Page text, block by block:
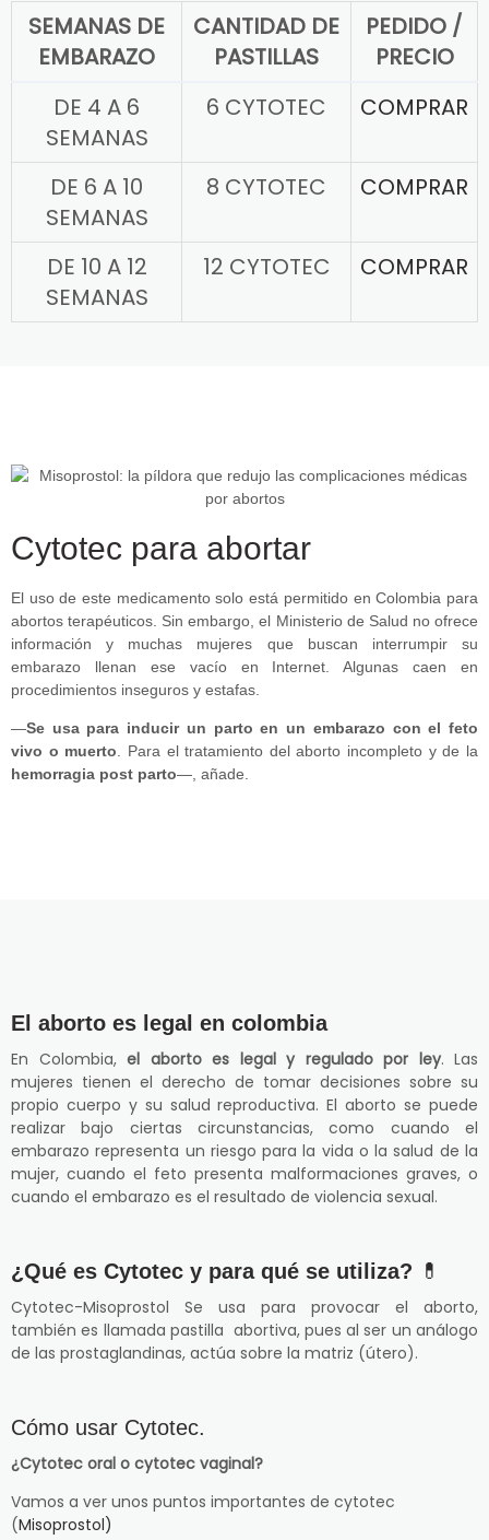
SEMANAS DE
EMBARAZO
CANTIDAD DE
PASTILLAS
PEDIDO /
PRECIO
DE 4 A 6
SEMANAS
6 CYTOTEC COMPRAR
DE 6 A 10
SEMANAS
8 CYTOTEC COMPRAR
DE 10 A 12
SEMANAS
12 CYTOTEC COMPRAR
Cytotec para abortar
El uso de este medicamento solo está permitido en Colombia para
abortos terapéuticos. Sin embargo, el Ministerio de Salud no ofrece
información y muchas mujeres que buscan interrumpir su
embarazo llenan ese vacío en Internet. Algunas caen en
procedimientos inseguros y estafas.
—Se usa para inducir un parto en un embarazo con el feto
vivo o muerto . Para el tratamiento del aborto incompleto y de la
hemorragia post parto—, añade.
El aborto es legal en colombia
En Colombia, el aborto es legal y regulado por ley. Las
mujeres tienen el derecho de tomar decisiones sobre su
propio cuerpo y su salud reproductiva. El aborto se puede
realizar bajo ciertas circunstancias, como cuando el
embarazo representa un riesgo para la vida o la salud de la
mujer, cuando el feto presenta malformaciones graves, o
cuando el embarazo es el resultado de violencia sexual.
¿Qué es Cytotec y para qué se utiliza? 💊
Cytotec-Misoprostol Se usa para provocar el aborto,
también es llamada pastilla abortiva, pues al ser un análogo
de las prostaglandinas, actúa sobre la matriz (útero).
Cómo usar Cytotec.
¿Cytotec oral o cytotec vaginal?
Vamos a ver unos puntos importantes de cytotec
(Misoprostol)